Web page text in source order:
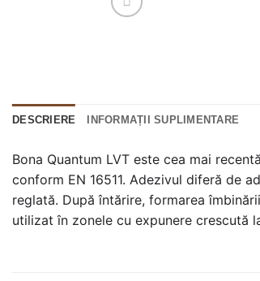
DESCRIERE INFORMAȚII SUPLIMENTARE
Bona Quantum LVT este cea mai
conform EN 16511. Adezivul diferă de
reglată. După întărire, formarea
utilizat în zonele cu expunere crescută